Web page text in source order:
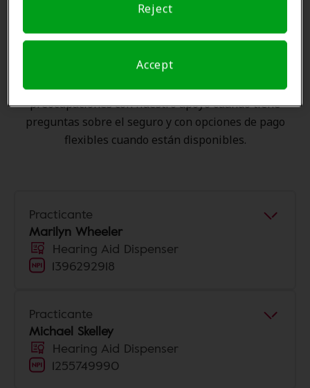
Reject
Accept
Miracle Ear, Amplifon Hearing Health Care se encarga
de verificar su cobertura de seguro para reducir sus
Nuestro objetivo es hacer transparente su
experiencia de atención auditiva y liberarlo de
preocupaciones con nuestro apoyo cuando tiene
preguntas sobre el seguro y con opciones de pago
flexibles cuando están disponibles.
Practicante
Marilyn Wheeler
Hearing Aid Dispenser
1396292918
Practicante
Michael Skelley
Hearing Aid Dispenser
1255749990